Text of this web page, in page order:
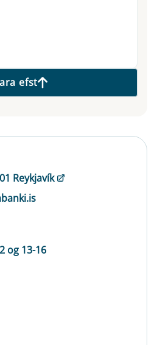
efst
Reykjavík
og 13-16